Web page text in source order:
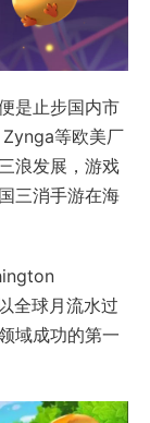
是止步国内市
等欧美厂
浪发展，游戏
三消手游在海
全球月流水过
域成功的第一